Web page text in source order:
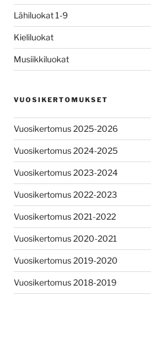
Lähiluokat 1-9
Kieliluokat
Musiikkiluokat
VUOSIKERTOMUKSET
Vuosikertomus 2025-2026
Vuosikertomus 2024-2025
Vuosikertomus 2023-2024
Vuosikertomus 2022-2023
Vuosikertomus 2021-2022
Vuosikertomus 2020-2021
Vuosikertomus 2019-2020
Vuosikertomus 2018-2019